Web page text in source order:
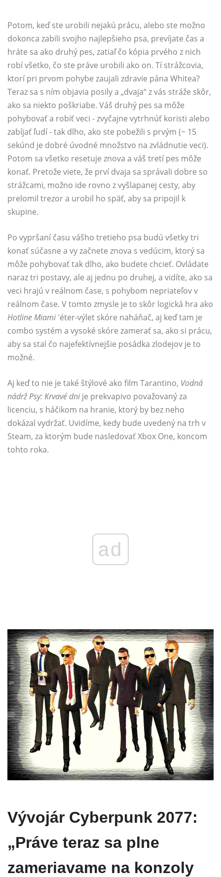
Potom, keď ste urobili nejakú prácu, alebo ste možno
dokonca zabili svojho najlepšieho psa, prevíjate čas a
hráte sa ako druhý pes, zatiaľ čo kópia prvého z nich
robí všetko, čo ste práve urobili ako on. Tí strážcovia,
ktorí pri prvom pohybe zaujali zdravie pána Whitea?
Teraz sa s ním objavia posily a „dvaja“ z vás stráže skôr,
ako sa niekto poškriabe. Váš druhý pes sa môže
pohybovať a robiť veci - zvyčajne vytrhnúť koristi alebo
zabíjať ľudí - tak dlho, ako ste pobežili s prvým (~ 15
sekúnd je dobré úvodné množstvo na zvládnutie veci).
Potom sa všetko resetuje znova a váš tretí pes môže
konať. Pretože viete, že prví dvaja sa správali dobre so
strážcami, možno ide rovno z vyšlapanej cesty, aby
prelomil trezor a urobil ho späť, aby sa pripojil k
skupine.
Po vypršaní času vášho tretieho psa budú všetky tri
konať súčasne a vy začnete znova s ​​vedúcim, ktorý sa
môže pohybovať tak dlho, ako budete chcieť. Ovládate
naraz tri postavy, ale aj jednu po druhej, a vidíte, ako sa
veci hrajú v reálnom čase, s pohybom nepriateľov v
reálnom čase. V tomto zmysle je to skôr logická hra ako
Hotline Miami 'éter-výlet skóre naháňač, aj keď tam je
combo systém a vysoké skóre zamerať sa, ako si prácu,
aby sa stal čo najefektívnejšie posádka zlodejov je to
možné.
Aj keď to nie je také štýlové ako film Tarantino, Vodná
nádrž Psy: Krvavé dni je prekvapivo považovaný za
licenciu, s háčikom na hranie, ktorý by bez neho
dokázal vydržať. Uvidíme, kedy bude uvedený na trh v
Steam, za ktorým bude nasledovať Xbox One, koncom
tohto roka.
ad
Vývojár Cyberpunk 2077:
„Práve teraz sa plne
zameriavame na konzoly